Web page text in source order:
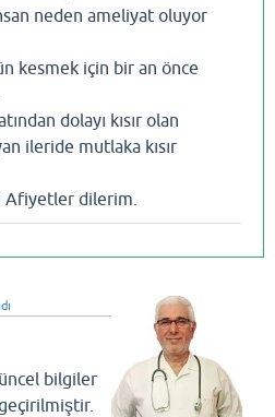
neden ameliyat oluyor
kesmek için bir an önce
dolayı kısır olan
ileride mutlaka kısır
Afiyetler dilerim.
bilgiler